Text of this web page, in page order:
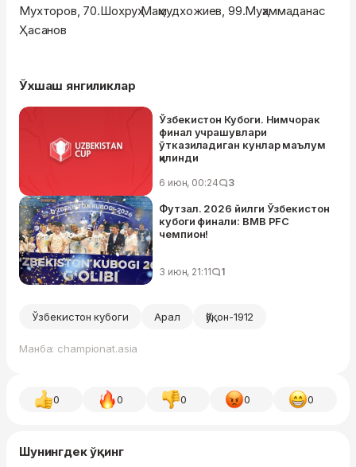
Мухторов, 70.Шохруҳ Маҳмудхожиев, 99.Муҳаммаданас
Ҳасанов
Ўхшаш янгиликлар
Ўзбекистон Кубоги. Нимчорак
финал учрашувлари
ўтказиладиган кунлар маълум
қилинди
6 июн, 00:24 3
Футзал. 2026 йилги Ўзбекистон
кубоги финали: BMB PFC
чемпион!
3 июн, 21:11 1
Ўзбекистон кубоги Арал Қўқон-1912
Манба: championat.asia
0 0 0 0 0
Шунингдек ўқинг